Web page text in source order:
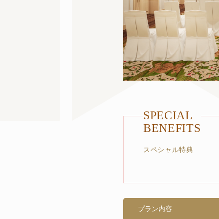
SPECIAL
BENEFITS
スペシャル特典
プラン内容